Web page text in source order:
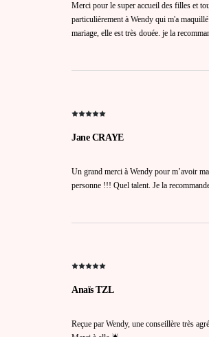
Merci pour le super accueil des filles et
particulièrement à Wendy qui m'a
mariage, elle est très douée. je la
Jane CRAYE
Un grand merci à Wendy pour m’avoir
personne !!! Quel talent. Je la
Anaïs TZL
Reçue par Wendy, une conseillère très